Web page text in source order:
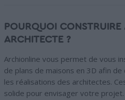
POURQUOI CONSTRUIRE
ARCHITECTE ?
Archionline vous permet de vous
de plans de maisons en 3D afin
les réalisations des architectes.
solide pour envisager votre